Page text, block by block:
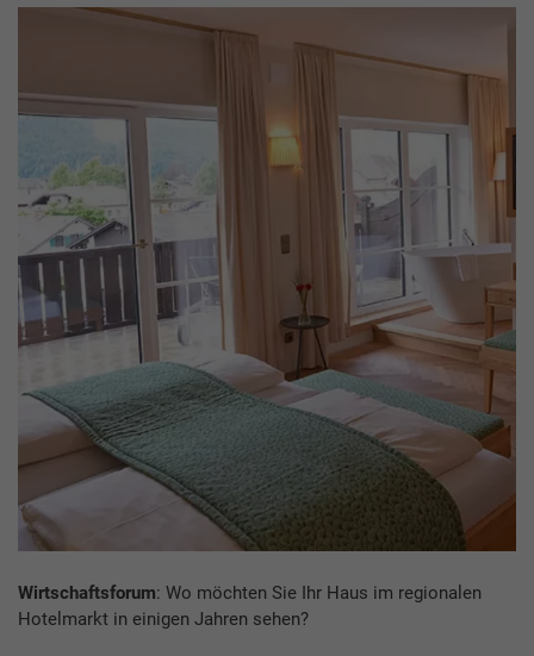
Wirtschaftsforum: Wo möchten Sie Ihr Haus im regionalen
Hotelmarkt in einigen Jahren sehen?